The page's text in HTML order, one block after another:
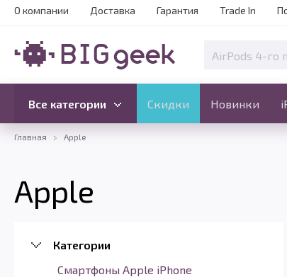
О компании Доставка Гарантия Trade In
Все категории Скидки Новинки
Скидки
Все категории
Главная Apple
Apple
Категории
Смартфоны Apple iPhone